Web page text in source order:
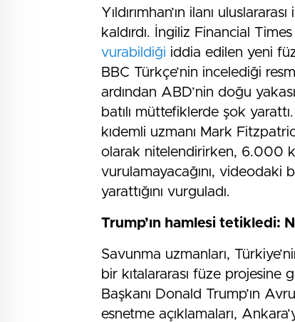
Yıldırımhan’ın ilanı
kaldırdı. İngiliz Financial
vurabildiği iddia edilen yeni
BBC Türkçe’nin incelediği
ardından ABD’nin doğu
batılı müttefiklerde şok
kıdemli uzmanı Mark
olarak nitelendirirken, 6.000
vurulamayacağını, videodaki
yarattığını vurguladı.
Trump’ın hamlesi tetikledi:
Savunma uzmanları,
bir kıtalararası füze projesine
Başkanı Donald Trump’ın
esnetme açıklamaları,